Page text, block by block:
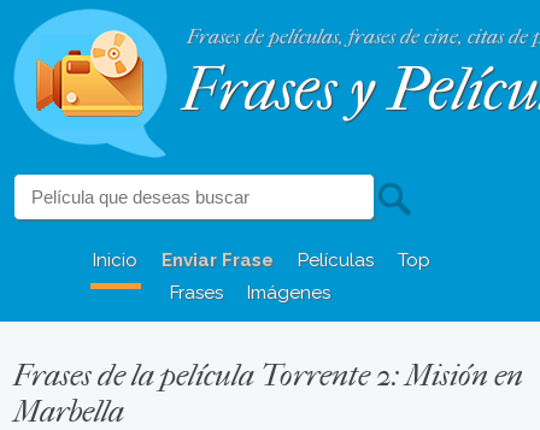
Frases de películas, frases de cine, citas de
Frases y
Inicio Enviar Frase Películas
Top
Frases
Imágenes
Frases de la película Torrente 2: Misión en
Marbella